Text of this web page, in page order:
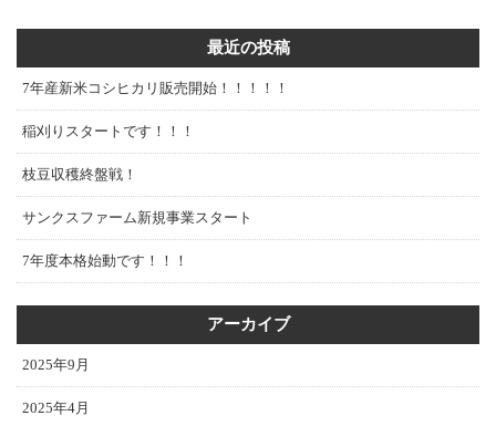
最近の投稿
7年産新米コシヒカリ販売開始！！！！！
稲刈りスタートです！！！
枝豆収穫終盤戦！
サンクスファーム新規事業スタート
7年度本格始動です！！！
アーカイブ
2025年9月
2025年4月